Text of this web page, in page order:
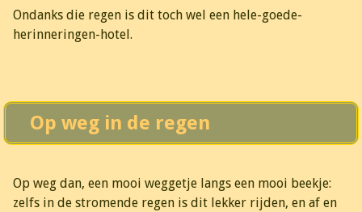
Ondanks die regen is dit toch wel een hele-goede-
herinneringen-hotel.
Op weg in de regen
Op weg dan, een mooi weggetje langs een mooi beekje:
zelfs in de stromende regen is dit lekker rijden, en af en